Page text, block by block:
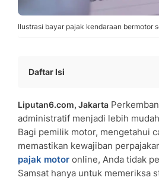
Ilustrasi bayar pajak kendaraan bermotor
Daftar Isi
Cara Cek Pajak Motor Online
Cara Cek Pajak Motor Online
Cara Membayar Pajak Motor
Persyaratan dan Dokumentasi
Keuntungan Menggunakan
Liputan6.com, Jakarta
administratif menjadi lebih
Bagi pemilik motor, mengetahui
memastikan kewajiban
pajak motor online, Anda tidak
Samsat hanya untuk memeriksa